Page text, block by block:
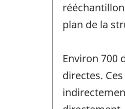
plan de la
Environ 700
directes.